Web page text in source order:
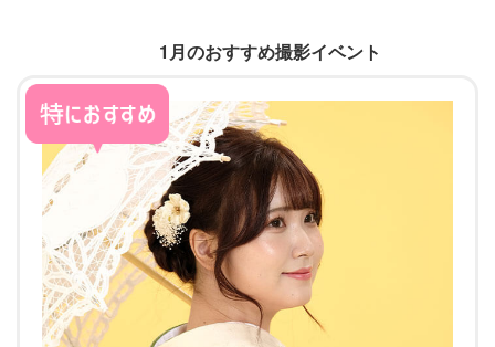
1月のおすすめ撮影イベント